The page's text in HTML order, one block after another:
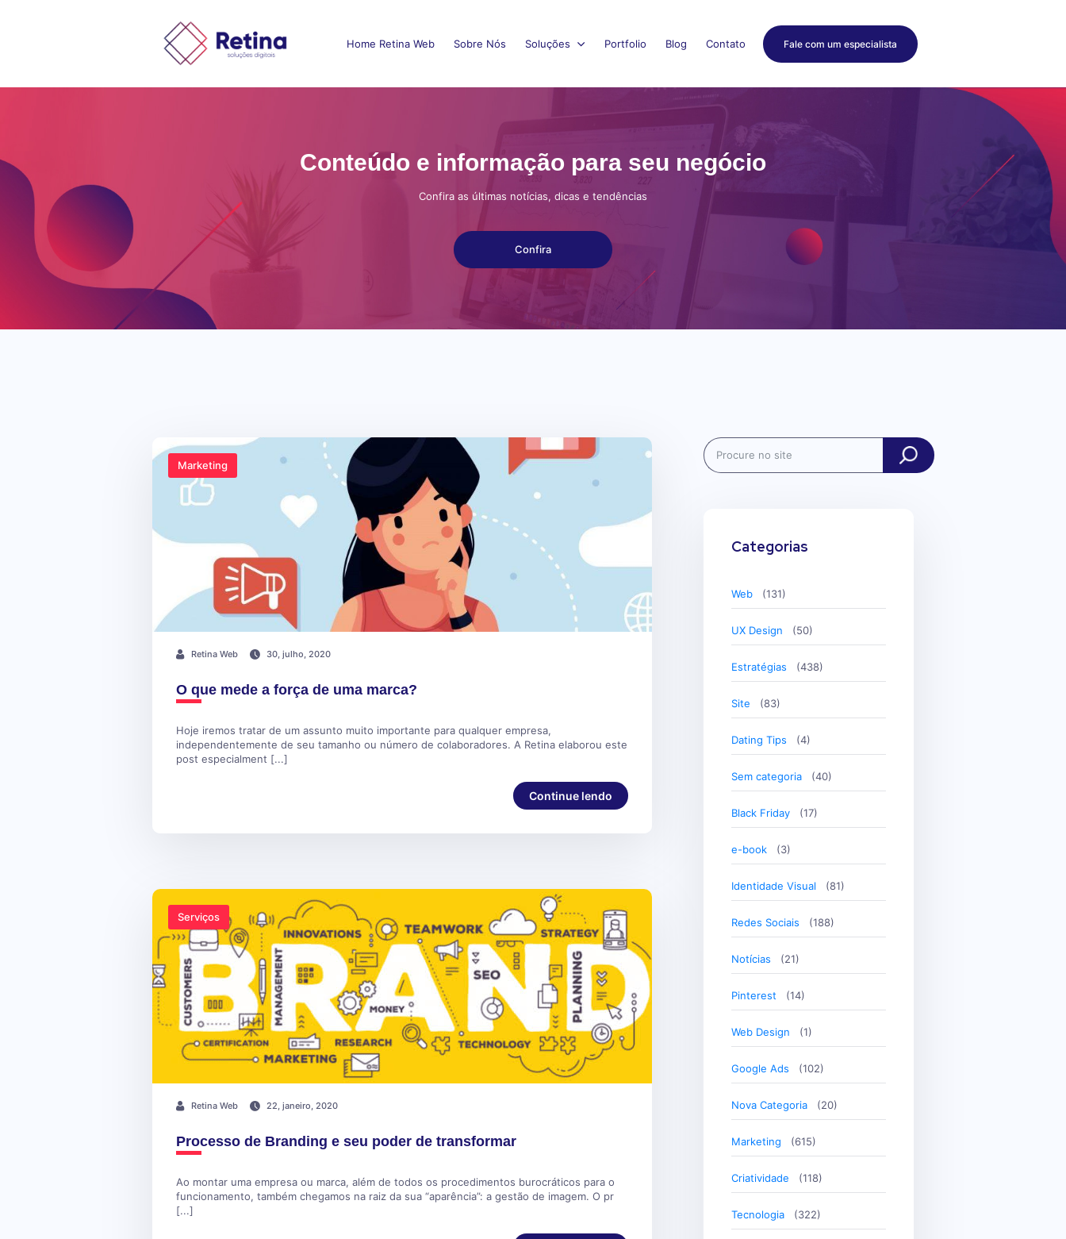
Home Retina Web Sobre Nós Soluções Portfolio Blog Contato Fale com um especialista
Conteúdo e informação para seu negócio
Confira as últimas notícias, dicas e tendências
Confira
Marketing
Retina Web 30, julho, 2020
O que mede a força de uma marca?
Hoje iremos tratar de um assunto muito importante para qualquer empresa,
independentemente de seu tamanho ou número de colaboradores. A Retina elaborou este
post especialment [...]
Continue lendo
Serviços
Retina Web 22, janeiro, 2020
Processo de Branding e seu poder de transformar
Ao montar uma empresa ou marca, além de todos os procedimentos burocráticos para o
funcionamento, também chegamos na raiz da sua “aparência”: a gestão de imagem. O pr
[...]
Search
Categorias
Web (131)
UX Design (50)
Estratégias (438)
Site (83)
Dating Tips (4)
Sem categoria (40)
Black Friday (17)
e-book (3)
Identidade Visual (81)
Redes Sociais (188)
Notícias (21)
Pinterest (14)
Web Design (1)
Google Ads (102)
Nova Categoria (20)
Marketing (615)
Criatividade (118)
Tecnologia (322)